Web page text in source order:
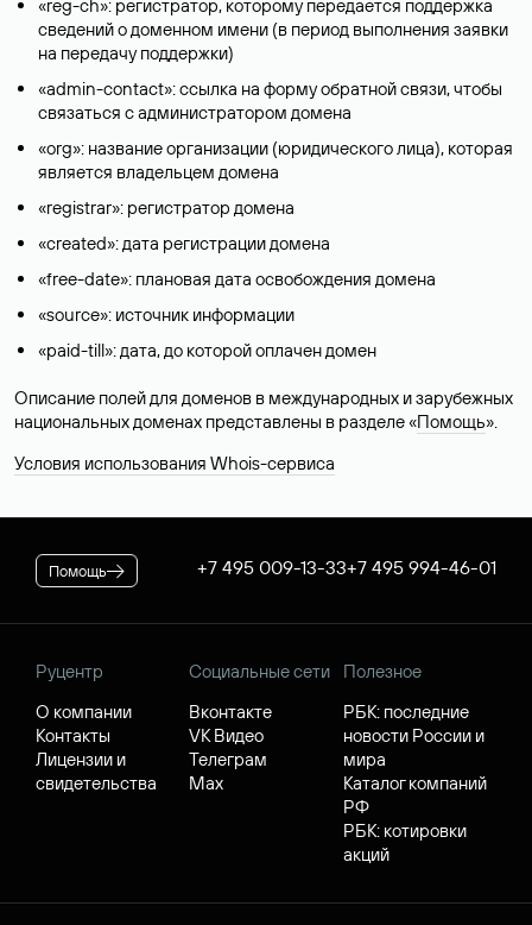
«reg-ch»: регистратор, которому передается поддержка
сведений о доменном имени (в период выполнения заявки
на передачу поддержки)
«admin-contact»: ссылка на форму обратной связи, чтобы
связаться с администратором домена
«org»: название организации (юридического лица), которая
является владельцем домена
«registrar»: регистратор домена
«created»: дата регистрации домена
«free-date»: плановая дата освобождения домена
«source»: источник информации
«paid-till»: дата, до которой оплачен домен
Описание полей для доменов в международных и зарубежных
национальных доменах представлены в разделе «Помощь».
Условия использования Whois-сервиса
Помощь +7 495 009-13-33+7 495 994-46-01
Руцентр
О компании
Контакты
Лицензии и
свидетельства
Социальные сети
Вконтакте
VK Видео
Телеграм
Max
Полезное
РБК: последние
новости России и
мира
Каталог компаний
РФ
РБК: котировки
акций